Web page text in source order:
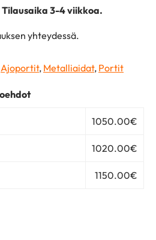
Tilausaika 3-4 viikkoa.
yhteydessä.
Ajoportit, Metalliaidat, Portit
1050.00€
1020.00€
1150.00€